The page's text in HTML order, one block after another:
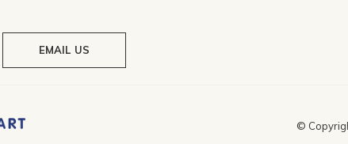
EMAIL US
©